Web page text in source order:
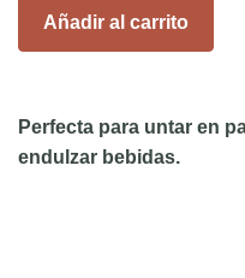
Añadir al carrito
Perfecta para untar en
endulzar bebidas.